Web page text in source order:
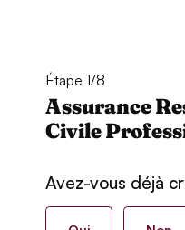
Étape 1/8
Assurance
Civile
Avez-vous déjà